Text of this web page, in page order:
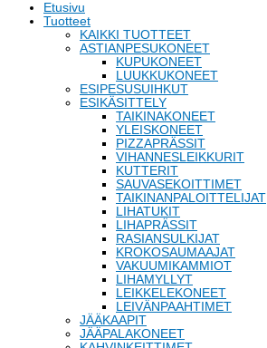
Etusivu
Tuotteet
KAIKKI TUOTTEET
ASTIANPESUKONEET
KUPUKONEET
LUUKKUKONEET
ESIPESUSUIHKUT
ESIKÄSITTELY
TAIKINAKONEET
YLEISKONEET
PIZZAPRÄSSIT
VIHANNESLEIKKURIT
KUTTERIT
SAUVASEKOITTIMET
TAIKINANPALOITTELIJAT
LIHATUKIT
LIHAPRÄSSIT
RASIANSULKIJAT
KROKOSAUMAAJAT
VAKUUMIKAMMIOT
LIHAMYLLYT
LEIKKELEKONEET
LEIVÄNPAAHTIMET
JÄÄKAAPIT
JÄÄPALAKONEET